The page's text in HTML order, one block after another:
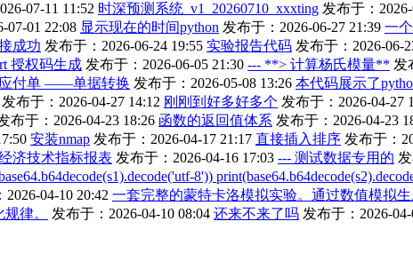
07-11 11:52 时深预测系统_v1_20260710_xxxting 发布于：
07-01 22:08 显示现在的时间python 发布于：2026-06-27 21:39 一
成功 发布于：2026-06-24 19:55 实验报告代码 发布于：2026-06-
授权码生成 发布于：2026-06-05 21:30 --- **> 计算杨氏模量** 发
付单 ——单据转换 发布于：2026-05-08 13:26 本代码展示了
发布于：2026-04-27 14:12 刚刚到好多好多个 发布于：2026-04-27
布于：2026-04-23 18:26 函数的返回值体系 发布于：2026-04-23
安装nmap 发布于：2026-04-17 21:17 直接插入排序 发布于：
济技术指标报表 发布于：2026-04-16 17:03 --- 测试数据专用的
8'))
2026-04-10 20:42 一套完整的蒙特卡洛模拟实验。通过数值模拟
律。
发布于：2026-04-10 08:04 还来不来了吗 发布于：2026-04-